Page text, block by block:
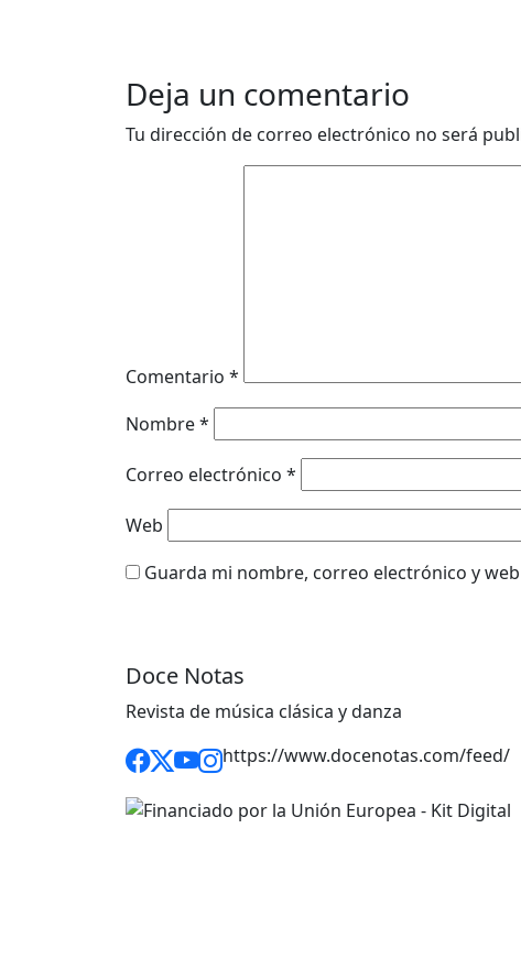
Deja un comentario
Tu dirección de correo electrónico no será
Comentario *
Nombre*
Correo electrónico *
Web
Guarda mi nombre, correo electrónico y
Doce Notas
Revista de música clásica y danza
https://www.docenotas.com/feed/